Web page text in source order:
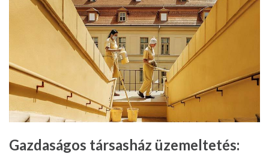
Gazdaságos társasház üzemeltetés: